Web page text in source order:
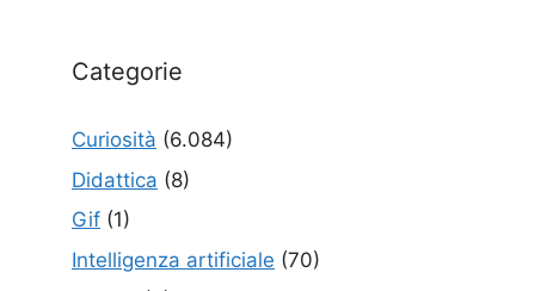
Categorie
Curiosità (6.084)
Didattica (8)
Gif (1)
Intelligenza artificiale (70)